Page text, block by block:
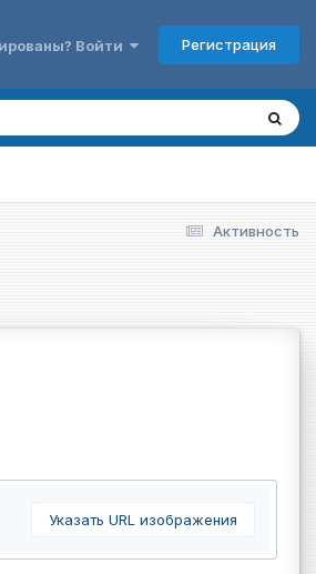
Войти Регистрация
Активность
Указать URL изображения